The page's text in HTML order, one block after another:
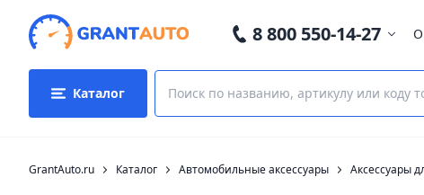
8 800 550-14-27
Каталог
GrantAuto.ru Каталог Автомобильные аксессуары Аксессуары